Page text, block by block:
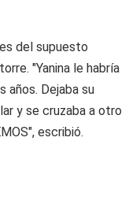
del supuesto
"Yanina le habría
años. Dejaba su
y se cruzaba a otro
escribió.